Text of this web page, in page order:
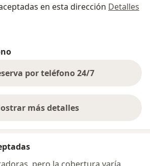
en esta dirección Detalles
por teléfono 24/7
más detalles
sobre la dirección